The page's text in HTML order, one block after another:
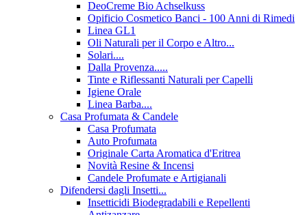
DeoCreme Bio Achselkuss
Opificio Cosmetico Banci - 100 Anni di Rimedi
Linea GL1
Oli Naturali per il Corpo e Altro...
Solari....
Dalla Provenza.....
Tinte e Riflessanti Naturali per Capelli
Igiene Orale
Linea Barba....
Casa Profumata & Candele
Casa Profumata
Auto Profumata
Originale Carta Aromatica d'Eritrea
Novità Resine & Incensi
Candele Profumate e Artigianali
Difendersi dagli Insetti...
Insetticidi Biodegradabili e Repellenti